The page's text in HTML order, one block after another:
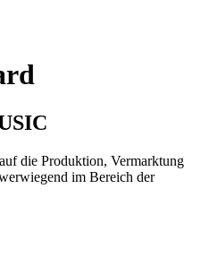
die Produktion, Vermarktung
im Bereich der